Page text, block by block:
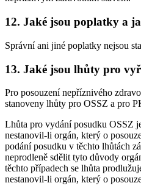
12. Jaké jsou poplatky a
Správní ani jiné poplatky nejsou
13. Jaké jsou lhůty pro
Pro posouzení nepříznivého
stanoveny lhůty pro OSSZ a pro
Lhůta pro vydání posudku OSSZ
nestanovil-li orgán, který o
podání posudku v těchto lhůtách
neprodleně sdělit tyto důvody
těchto případech se lhůta
nestanovil-li orgán, který o